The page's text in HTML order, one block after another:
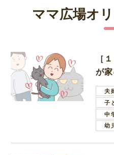
ママ広場オ
［
が
夫
子
中
幼